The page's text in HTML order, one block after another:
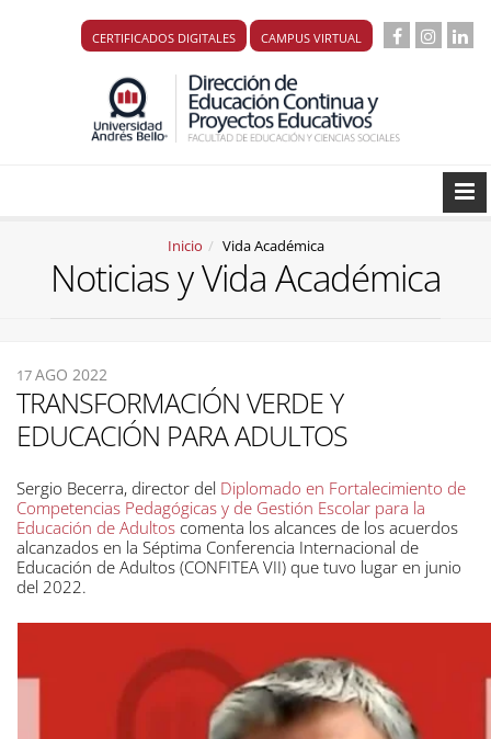
CERTIFICADOS DIGITALES CAMPUS VIRTUAL
Inicio Vida Académica
Noticias y Vida Académica
17AGO 2022
TRANSFORMACIÓN VERDE Y
EDUCACIÓN PARA ADULTOS
Sergio Becerra, director del Diplomado en Fortalecimiento de
Competencias Pedagógicas y de Gestión Escolar para la
Educación de Adultos comenta los alcances de los acuerdos
alcanzados en la Séptima Conferencia Internacional de
Educación de Adultos (CONFITEA VII) que tuvo lugar en junio
del 2022.